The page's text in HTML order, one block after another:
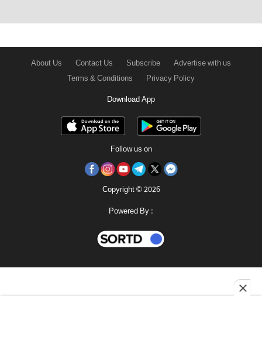
About Us Contact Us Subscribe
Advertise with us
Terms & Conditions
Privacy Policy
Download App
Follow us on
Copyright © 2026
Powered By :